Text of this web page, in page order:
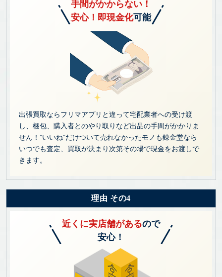
手間がかからない！
安心！即現金化可能
出張買取ならフリマアプリと違って宅配業者への受け渡
し、梱包、購入者とのやり取りなど出品の手間がかかりま
せん！”いいね”だけついて売れなかったモノも錬金堂なら
いつでも査定、買取が決まり次第その場で現金をお渡しで
きます。
理由 その4
近くに実店舗があるので
安心！